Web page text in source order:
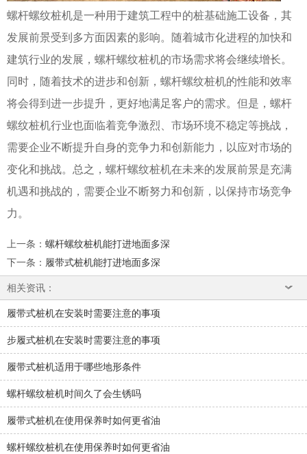
螺杆螺纹桩机是一种用于建筑工程中的桩基础施工设备，其
发展前景受到多方面因素的影响。随着城市化进程的加快和
建筑行业的发展，螺杆螺纹桩机的市场需求将会继续增长。
同时，随着技术的进步和创新，螺杆螺纹桩机的性能和效率
将会得到进一步提升，更好地满足客户的需求。但是，螺杆
螺纹桩机行业也面临着竞争激烈、市场环境不稳定等挑战，
需要企业不断提升自身的竞争力和创新能力，以应对市场的
变化和挑战。总之，螺杆螺纹桩机在未来的发展前景是充满
机遇和挑战的，需要企业不断努力和创新，以保持市场竞争
力。
上一条 ： 螺杆螺纹桩机能打进地面多深
下一条 ： 履带式桩机能打进地面多深
相关资讯：
履带式桩机在安装时需要注意的事项
步履式桩机在安装时需要注意的事项
履带式桩机适用于哪些地形条件
螺杆螺纹桩机时间久了会生锈吗
履带式桩机在使用保养时如何更省油
螺杆螺纹桩机在使用保养时如何更省油